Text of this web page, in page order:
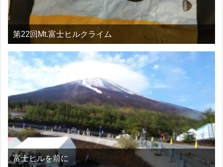
第22回Mt.富士ヒルクライム
富士ヒルを前に